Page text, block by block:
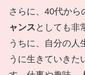
さらに、40代から
ャンス としても非
うちに、自分の人
うに生きていきた